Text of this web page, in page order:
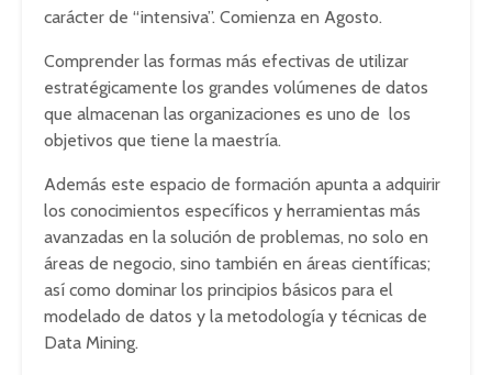
carácter de “intensiva”. Comienza en Agosto.
Comprender las formas más efectivas de utilizar
estratégicamente los grandes volúmenes de datos
que almacenan las organizaciones es uno de los
objetivos que tiene la maestría.
Además este espacio de formación apunta a adquirir
los conocimientos específicos y herramientas más
avanzadas en la solución de problemas, no solo en
áreas de negocio, sino también en áreas científicas;
así como dominar los principios básicos para el
modelado de datos y la metodología y técnicas de
Data Mining.